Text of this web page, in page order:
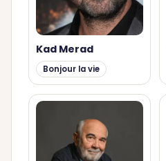
Kad Merad
Bonjour la vie